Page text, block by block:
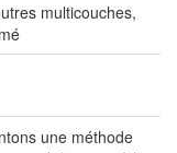
multicouches,
une méthode